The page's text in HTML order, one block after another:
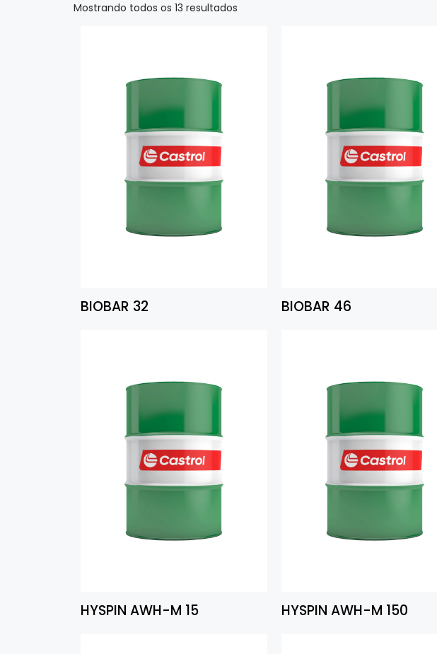
Mostrando todos os 13 resultados
BIOBAR 32 BIOBAR 46
HYSPIN AWH-M 15 HYSPIN AWH-M 150